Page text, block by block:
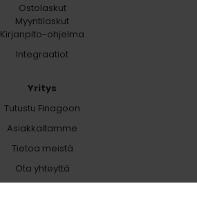
Ostolaskut
Myyntilaskut
Kirjanpito-ohjelma
Integraatiot
Yritys
Tutustu Finagoon
Asiakkaitamme
Tietoa meistä
Ota yhteyttä